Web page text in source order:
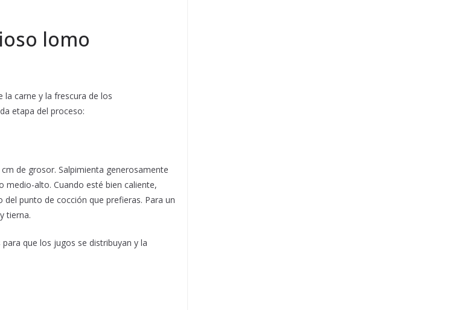
lomo
carne y la frescura de los
etapa del proceso:
de grosor. Salpimienta generosamente
medio-alto. Cuando esté bien caliente,
punto de cocción que prefieras. Para un
tierna.
que los jugos se distribuyan y la